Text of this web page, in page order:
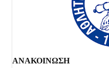
ΑΝΑΚΟΙΝΩΣΗ